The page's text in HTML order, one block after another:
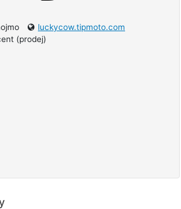
luckycow.tipmoto.com
(prodej)